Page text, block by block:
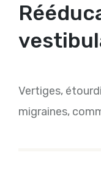
Vertiges,
migraines,